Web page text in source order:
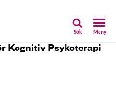
Sök Meny
Kognitiv Psykoterapi